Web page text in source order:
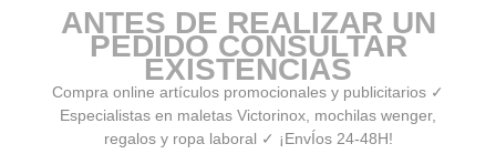
ANTES DE REALIZAR UN
PEDIDO CONSULTAR
EXISTENCIAS
Compra online artículos promocionales y publicitarios ✓
Especialistas en maletas Victorinox, mochilas wenger,
regalos y ropa laboral ✓ ¡EnvÍos 24-48H!